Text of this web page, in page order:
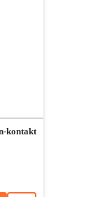
kontakt